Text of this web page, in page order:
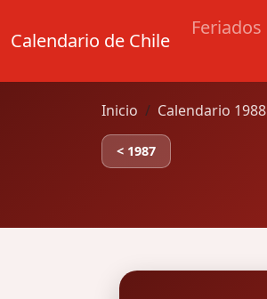
Calendario de Chile
Feriados
Inicio Calendario 1988
< 1987